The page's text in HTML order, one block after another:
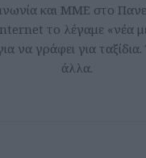
και ΜΜΕ στο
το λέγαμε «νέα
να γράφει για
άλλα.